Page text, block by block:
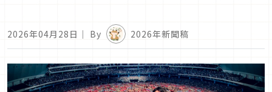
2026年04月28日 ｜ By 2026年新聞稿